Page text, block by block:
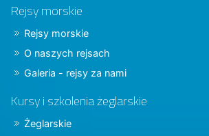
Rejsy morskie
Rejsy morskie
O naszych rejsach
Galeria - rejsy za nami
Kursy i szkolenia żeglarskie
Żeglarskie